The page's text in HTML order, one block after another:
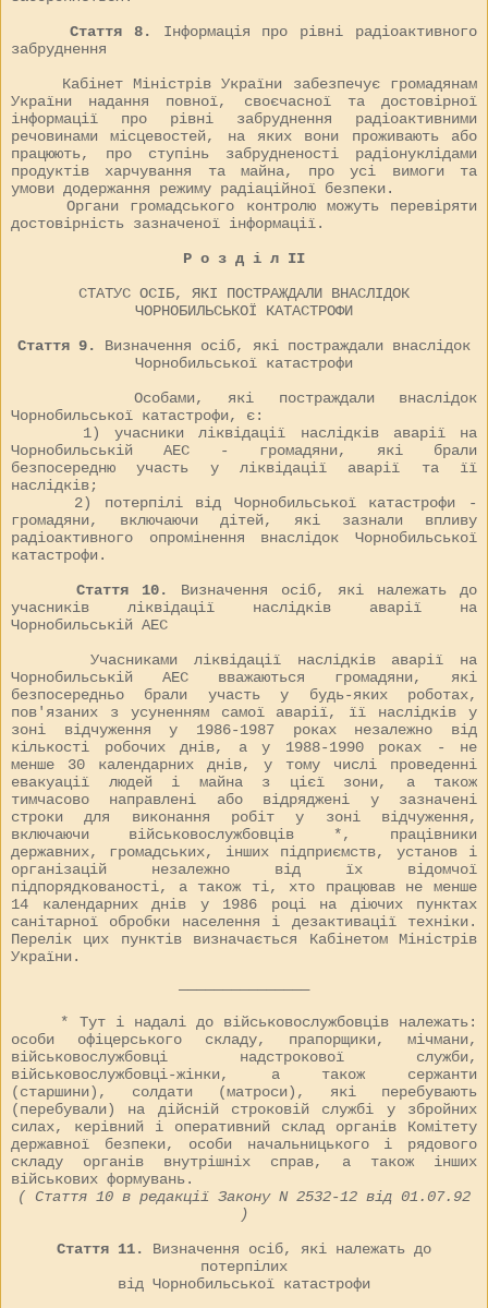
Стаття 8.
Інформація про рівні радіоактивного
забруднення
Кабінет Міністрів України забезпечує громадянам
України надання повної, своєчасної та достовірної
інформації про рівні забруднення радіоактивними
речовинами місцевостей, на яких вони проживають або
працюють, про ступінь забрудненості радіонуклідами
продуктів харчування та майна, про усі вимоги та
умови додержання режиму радіаційної безпеки.
Органи громадського контролю можуть перевіряти
достовірність зазначеної інформації.
Р о з д і л II
СТАТУС ОСІБ, ЯКІ ПОСТРАЖДАЛИ ВНАСЛІДОК
ЧОРНОБИЛЬСЬКОЇ КАТАСТРОФИ
Стаття 9.
Визначення осіб, які постраждали внаслідок
Чорнобильської катастрофи
Особами, які постраждали внаслідок
Чорнобильської катастрофи, є:
1) учасники ліквідації наслідків аварії на
Чорнобильській АЕС - громадяни, які брали
безпосередню участь у ліквідації аварії та її
наслідків;
2) потерпілі від Чорнобильської катастрофи -
громадяни, включаючи дітей, які зазнали впливу
радіоактивного опромінення внаслідок Чорнобильської
катастрофи.
Стаття 10.
Визначення осіб, які належать до
учасників ліквідації наслідків аварії на
Чорнобильській АЕС
Учасниками ліквідації наслідків аварії на
Чорнобильській АЕС вважаються громадяни, які
безпосередньо брали участь у будь-яких роботах,
пов'язаних з усуненням самої аварії, її наслідків у
зоні відчуження у 1986-1987 роках незалежно від
кількості робочих днів, а у 1988-1990 роках - не
менше 30 календарних днів, у тому числі проведенні
евакуації людей і майна з цієї зони, а також
тимчасово направлені або відряджені у зазначені
строки для виконання робіт у зоні відчуження,
включаючи військовослужбовців *, працівники
державних, громадських, інших підприємств, установ і
організацій незалежно від їх відомчої
підпорядкованості, а також ті, хто працював не менше
14 календарних днів у 1986 році на діючих пунктах
санітарної обробки населення і дезактивації техніки.
Перелік цих пунктів визначається Кабінетом Міністрів
України.
———————————————
* Тут і надалі до військовослужбовців належать:
особи офіцерського складу, прапорщики, мічмани,
військовослужбовці надстрокової служби,
військовослужбовці-жінки, а також сержанти
(старшини), солдати (матроси), які перебувають
(перебували) на дійсній строковій службі у збройних
силах, керівний і оперативний склад органів Комітету
державної безпеки, особи начальницького і рядового
складу органів внутрішніх справ, а також інших
військових формувань.
( Стаття 10 в редакції Закону N 2532-12 від 01.07.92
)
Стаття 11.
Визначення осіб, які належать до
потерпілих
від Чорнобильської катастрофи